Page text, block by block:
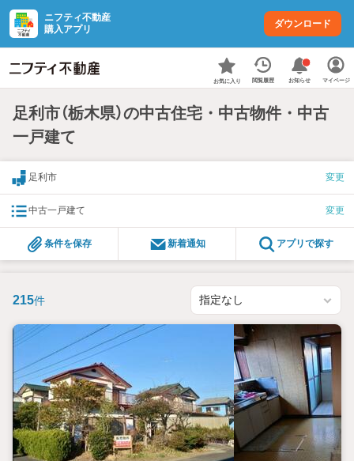
ニフティ不動産
購入アプリ
ダウンロード
お気に入り 閲覧履歴 お知らせ マイページ
足利市（栃木県）の中古住宅・中古物件・中古
一戸建て
足利市 変更
中古一戸建て 変更
条件を保存 新着通知 アプリで探す
215件